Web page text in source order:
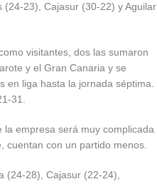
(24-23), Cajasur (30-22) y Aguilar
visitantes, dos las sumaron
y el Gran Canaria y se
en liga hasta la jornada séptima.
31.
empresa será muy complicada
cuentan con un partido menos.
(24-28), Cajasur (22-24),